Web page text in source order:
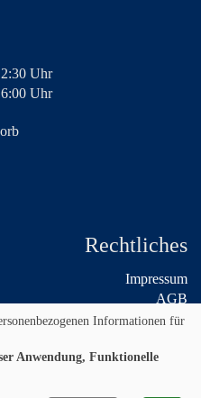
Uhr
Uhr
Rechtliches
Impressum
AGB
Widerruf
Informationen für
Anwendung, Funktionelle